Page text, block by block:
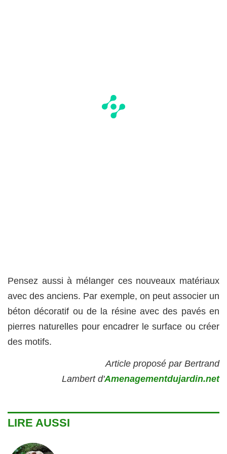
Pensez aussi à mélanger ces nouveaux matériaux
avec des anciens. Par exemple, on peut associer un
béton décoratif ou de la résine avec des pavés en
pierres naturelles pour encadrer le surface ou créer
des motifs.
Article proposé par Bertrand
Lambert d'Amenagementdujardin.net
LIRE AUSSI